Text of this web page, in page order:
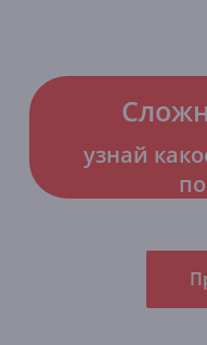
узнай